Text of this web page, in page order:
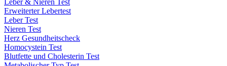
Erweiterter Lebertest
Leber Test
Nieren Test
Herz Gesundheitscheck
Homocystein Test
Blutfette und Cholesterin Test